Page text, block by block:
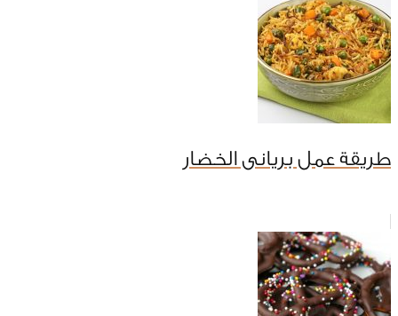
طريقة عمل بريانى الخضار